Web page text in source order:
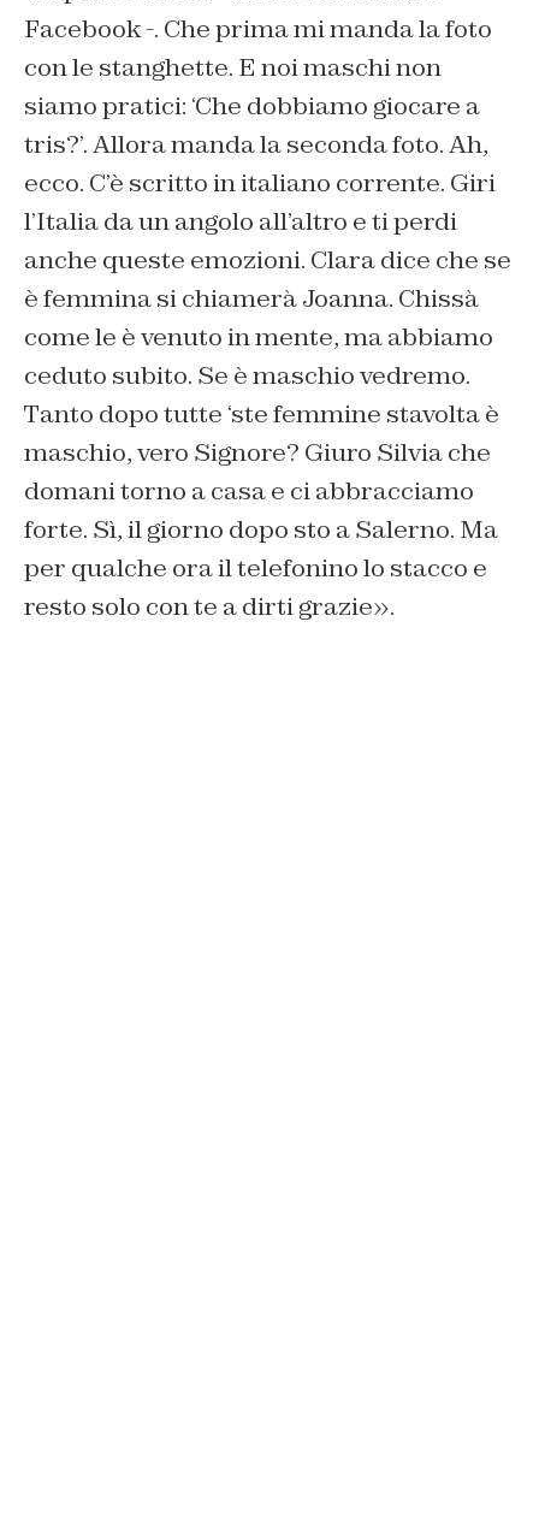
Facebook -. Che prima mi manda la foto
con le stanghette. E noi maschi non
siamo pratici: ‘Che dobbiamo giocare a
tris?’. Allora manda la seconda foto. Ah,
ecco. C’è scritto in italiano corrente. Giri
l’Italia da un angolo all’altro e ti perdi
anche queste emozioni. Clara dice che se
è femmina si chiamerà Joanna. Chissà
come le è venuto in mente, ma abbiamo
ceduto subito. Se è maschio vedremo.
Tanto dopo tutte ‘ste femmine stavolta è
maschio, vero Signore? Giuro Silvia che
domani torno a casa e ci abbracciamo
forte. Sì, il giorno dopo sto a Salerno. Ma
per qualche ora il telefonino lo stacco e
resto solo con te a dirti grazie».